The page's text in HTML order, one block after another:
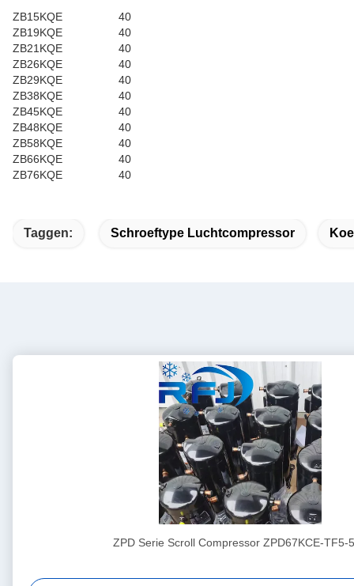
ZB15KQE
40
ZB19KQE
40
ZB21KQE
40
ZB26KQE
40
ZB29KQE
40
ZB38KQE
40
ZB45KQE
40
ZB48KQE
40
ZB58KQE
40
ZB66KQE
40
ZB76KQE
40
Taggen: Schroeftype Luchtcompressor
ZPD Serie Scroll Compressor ZPD67KCE-TF5-